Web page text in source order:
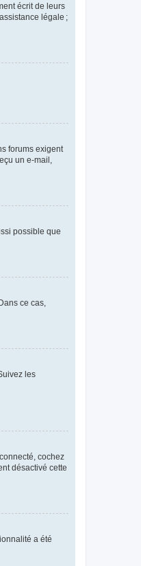
écrit de leurs
légale ;
forums exigent
un e-mail,
possible que
ce cas,
les
cochez
désactivé cette
a été